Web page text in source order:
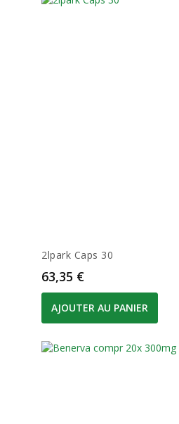
2lpark Caps 30
Prix
63,35 €
AJOUTER AU PANIER